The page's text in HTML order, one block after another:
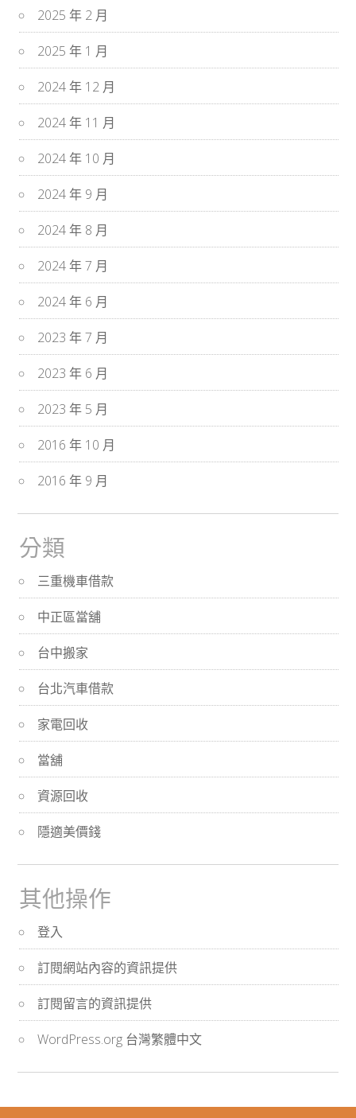
2025 年 2 月
2025 年 1 月
2024 年 12 月
2024 年 11 月
2024 年 10 月
2024 年 9 月
2024 年 8 月
2024 年 7 月
2024 年 6 月
2023 年 7 月
2023 年 6 月
2023 年 5 月
2016 年 10 月
2016 年 9 月
分類
三重機車借款
中正區當舖
台中搬家
台北汽車借款
家電回收
當舖
資源回收
隱適美價錢
其他操作
登入
訂閱網站內容的資訊提供
訂閱留言的資訊提供
WordPress.org 台灣繁體中文